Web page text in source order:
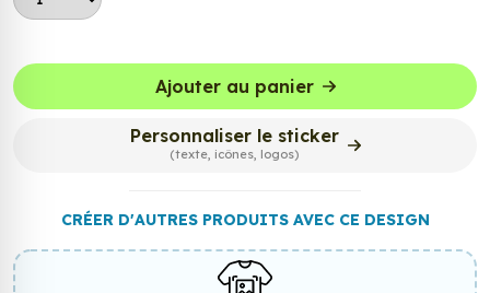
Ajouter au panier
Personnaliser le sticker
(texte, icônes, logos)
CRÉER D'AUTRES PRODUITS AVEC CE DESIGN